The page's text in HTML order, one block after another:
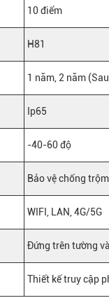
10 điểm
H81
1 năm, 2 năm
Ip65
-40-60 độ
Bảo vệ chống
WIFI, LAN, 4G/5G
Đứng trên tường
Thiết kế truy cập